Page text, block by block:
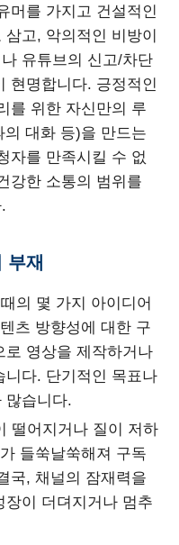
머를 가지고 건설적인
고, 악의적인 비방이
유튜브의 신고/차단
현명합니다. 긍정적인
를 위한 자신만의 루
대화 등)을 만드는
자를 만족시킬 수 없
강한 소통의 범위를
부재
의 몇 가지 아이디어
츠 방향성에 대한 구
로 영상을 제작하거나
니다. 단기적인 목표나
많습니다.
떨어지거나 질이 저하
들쑥날쑥해져 구독
국, 채널의 잠재력을
이 더뎌지거나 멈추